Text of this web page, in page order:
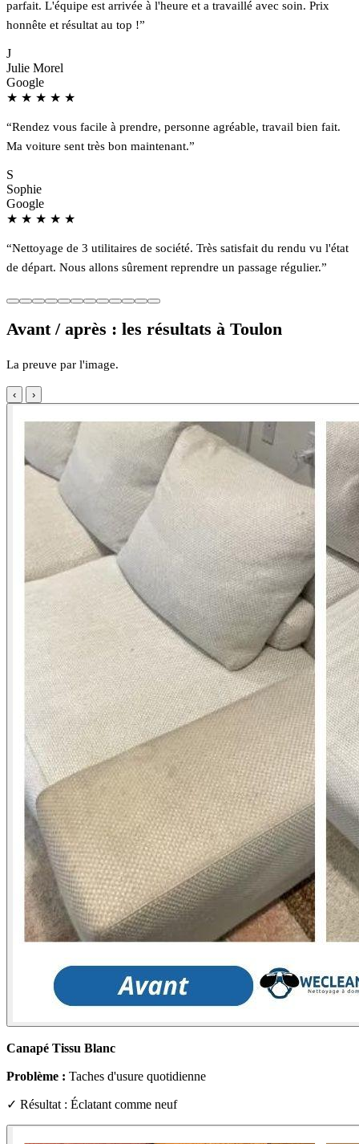
parfait. L'équipe est arrivée à l'heure et a travaillé avec soin. Prix
honnête et résultat au top !”
J
Julie Morel
Google
★ ★ ★ ★ ★
“Rendez vous facile à prendre, personne agréable, travail bien fait.
Ma voiture sent très bon maintenant.”
S
Sophie
Google
★ ★ ★ ★ ★
“Nettoyage de 3 utilitaires de société. Très satisfait du rendu vu l'état
de départ. Nous allons sûrement reprendre un passage régulier.”
Avant / après : les résultats à Toulon
La preuve par l'image.
‹ ›
Canapé Tissu Blanc
Problème : Taches d'usure quotidienne
✓ Résultat : Éclatant comme neuf